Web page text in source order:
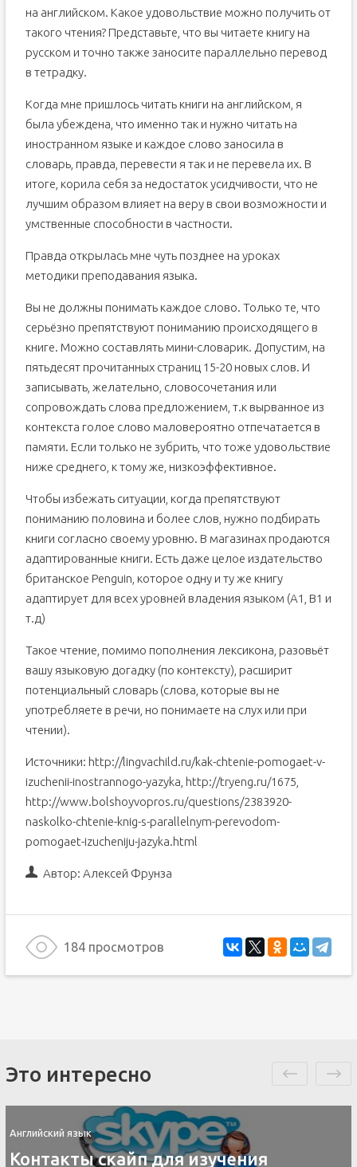
на английском. Какое удовольствие можно получить от
такого чтения? Представьте, что вы читаете книгу на
русском и точно также заносите параллельно перевод
в тетрадку.
Когда мне пришлось читать книги на английском, я
была убеждена, что именно так и нужно читать на
иностранном языке и каждое слово заносила в
словарь, правда, перевести я так и не перевела их. В
итоге, корила себя за недостаток усидчивости, что не
лучшим образом влияет на веру в свои возможности и
умственные способности в частности.
Правда открылась мне чуть позднее на уроках
методики преподавания языка.
Вы не должны понимать каждое слово. Только те, что
серьёзно препятствуют пониманию происходящего в
книге. Можно составлять мини-словарик. Допустим, на
пятьдесят прочитанных страниц 15-20 новых слов. И
записывать, желательно, словосочетания или
сопровождать слова предложением, т.к вырванное из
контекста голое слово маловероятно отпечатается в
памяти. Если только не зубрить, что тоже удовольствие
ниже среднего, к тому же, низкоэффективное.
Чтобы избежать ситуации, когда препятствуют
пониманию половина и более слов, нужно подбирать
книги согласно своему уровню. В магазинах продаются
адаптированные книги. Есть даже целое издательство
британское Penguin, которое одну и ту же книгу
адаптирует для всех уровней владения языком (A1, B1 и
т.д)
Такое чтение, помимо пополнения лексикона, разовьёт
вашу языковую догадку (по контексту), расширит
потенциальный словарь (слова, которые вы не
употребляете в речи, но понимаете на слух или при
чтении).
Источники: http://lingvachild.ru/kak-chtenie-pomogaet-v-
izuchenii-inostrannogo-yazyka, http://tryeng.ru/1675,
http://www.bolshoyvopros.ru/questions/2383920-
naskolko-chtenie-knig-s-parallelnym-perevodom-
pomogaet-izucheniju-jazyka.html
Автор: Алексей Фрунза
184 просмотров
Это интересно
Английский язык
Контакты скайп для изучения